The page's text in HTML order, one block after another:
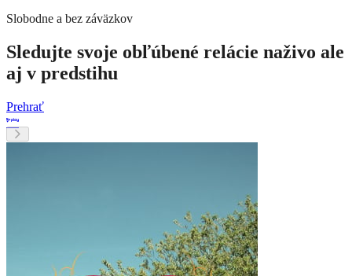
Slobodne a bez záväzkov
Sledujte svoje obľúbené relácie naživo ale
aj v predstihu
Prehrať